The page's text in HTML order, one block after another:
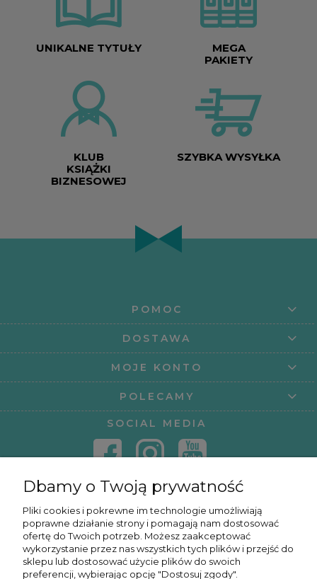
UNIKALNE TYTUŁY
MEGA
PAKIETY
KLUB
KSIĄŻKI
BIZNESOWEJ
SZYBKA WYSYŁKA
POMOC
DOSTAWA
MOJE KONTO
POLECAMY
SOCIAL MEDIA
KURSY ONLINE
Dbamy o Twoją prywatność
Pliki cookies i pokrewne im technologie umożliwiają
poprawne działanie strony i pomagają nam dostosować
ofertę do Twoich potrzeb. Możesz zaakceptować
wykorzystanie przez nas wszystkich tych plików i przejść do
sklepu lub dostosować użycie plików do swoich
preferencji, wybierając opcję "Dostosuj zgody".